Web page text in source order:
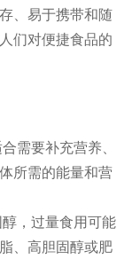
、易于携带和随
们对便捷食品的
需要补充营养、
所需的能量和营
，过量食用可能
、高胆固醇或肥